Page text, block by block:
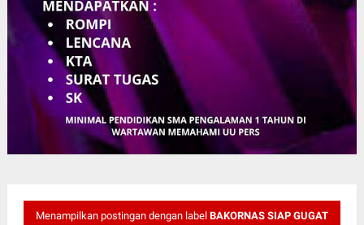
Menampilkan postingan dengan label BAKORNAS SIAP GUGAT